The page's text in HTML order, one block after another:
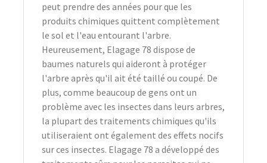
peut prendre des années pour que les
produits chimiques quittent complètement
le sol et l'eau entourant l'arbre.
Heureusement, Elagage 78 dispose de
baumes naturels qui aideront à protéger
l'arbre après qu'il ait été taillé ou coupé. De
plus, comme beaucoup de gens ont un
problème avec les insectes dans leurs arbres,
la plupart des traitements chimiques qu'ils
utiliseraient ont également des effets nocifs
sur ces insectes. Elagage 78 a développé des